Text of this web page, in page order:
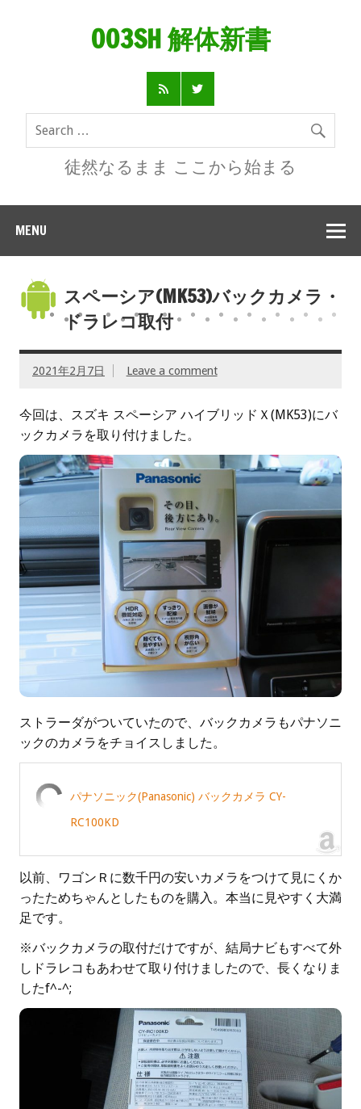
003SH 解体新書
徒然なるまま ここから始まる
MENU
スペーシア(MK53)バックカメラ・
ドラレコ取付
2021年2月7日 Leave a comment
今回は、スズキ スペーシア ハイブリッドＸ(MK53)にバ
ックカメラを取り付けました。
ストラーダがついていたので、バックカメラもパナソニ
ックのカメラをチョイスしました。
パナソニック(Panasonic) バックカメラ CY-
RC100KD
以前、ワゴンＲに数千円の安いカメラをつけて見にくか
ったためちゃんとしたものを購入。本当に見やすく大満
足です。
※バックカメラの取付だけですが、結局ナビもすべて外
しドラレコもあわせて取り付けましたので、長くなりま
したf^-^;